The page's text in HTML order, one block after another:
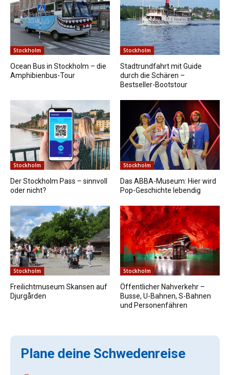
Stockholm
Ocean Bus in Stockholm – die
Amphibienbus-Tour
Stockholm
Stadtrundfahrt mit Guide
durch die Schären –
Bestseller-Bootstour
Stockholm
Der Stockholm Pass – sinnvoll
oder nicht?
Stockholm
Das ABBA-Museum: Hier wird
Pop-Geschichte lebendig
Stockholm
Freilichtmuseum Skansen auf
Djurgården
Stockholm
Öffentlicher Nahverkehr –
Busse, U-Bahnen, S-Bahnen
und Personenfähren
Plane deine Schwedenreise